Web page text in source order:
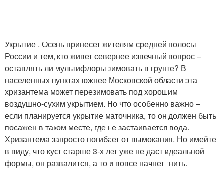
Укрытие . Осень принесет жителям средней полосы
России и тем, кто живет севернее извечный вопрос –
оставлять ли мультифлоры зимовать в грунте? В
населенных пунктах южнее Московской области эта
хризантема может перезимовать под хорошим
воздушно-сухим укрытием. Но что особенно важно –
если планируется укрытие маточника, то он должен быть
посажен в таком месте, где не застаивается вода.
Хризантема запросто погибает от вымокания. Но имейте
в виду, что куст старше 3-х лет уже не даст идеальной
формы, он развалится, а то и вовсе начнет гнить.